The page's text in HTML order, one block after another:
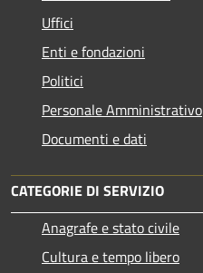
Uffici
Enti e fondazioni
Politici
Personale Amministrativo
Documenti e dati
CATEGORIE DI SERVIZIO
Anagrafe e stato civile
Cultura e tempo libero